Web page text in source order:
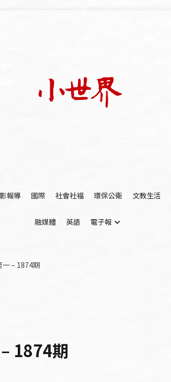
報導 國際 社會社福 環保公衛 文教生活
融媒體 英語 電子報
– 1874期
1874期